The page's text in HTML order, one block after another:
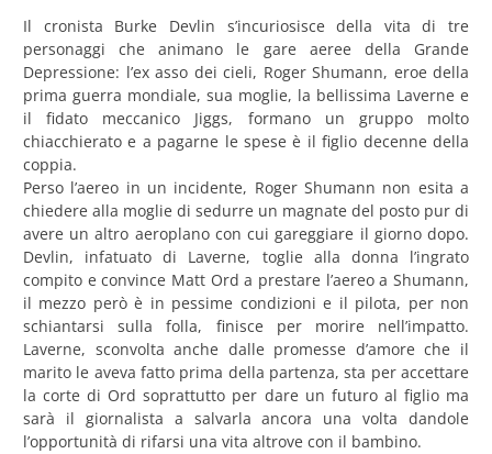
Il cronista Burke Devlin s’incuriosisce della vita di tre
personaggi che animano le gare aeree della Grande
Depressione: l’ex asso dei cieli, Roger Shumann, eroe della
prima guerra mondiale, sua moglie, la bellissima Laverne e
il fidato meccanico Jiggs, formano un gruppo molto
chiacchierato e a pagarne le spese è il figlio decenne della
coppia.
Perso l’aereo in un incidente, Roger Shumann non esita a
chiedere alla moglie di sedurre un magnate del posto pur di
avere un altro aeroplano con cui gareggiare il giorno dopo.
Devlin, infatuato di Laverne, toglie alla donna l’ingrato
compito e convince Matt Ord a prestare l’aereo a Shumann,
il mezzo però è in pessime condizioni e il pilota, per non
schiantarsi sulla folla, finisce per morire nell’impatto.
Laverne, sconvolta anche dalle promesse d’amore che il
marito le aveva fatto prima della partenza, sta per accettare
la corte di Ord soprattutto per dare un futuro al figlio ma
sarà il giornalista a salvarla ancora una volta dandole
l’opportunità di rifarsi una vita altrove con il bambino.